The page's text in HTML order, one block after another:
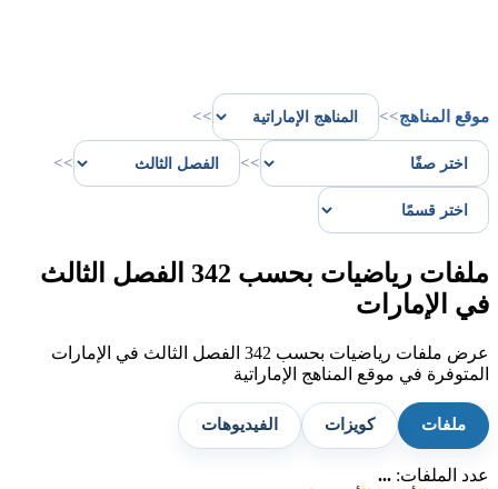
موقع المناهج>>
>>
>>
>>
ملفات رياضيات بحسب 342 الفصل الثالث
في الإمارات
عرض ملفات رياضيات بحسب 342 الفصل الثالث في الإمارات
المتوفرة في موقع المناهج الإماراتية
ملفات كويزات الفيديوهات
عدد الملفات: ...